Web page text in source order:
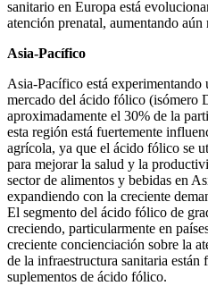
sanitario en Europa está
atención prenatal, aumentando
Asia-Pacífico
Asia-Pacífico está
mercado del ácido fólico (isómero
aproximadamente el 30% de la
esta región está fuertemente
agrícola, ya que el ácido fólico se
para mejorar la salud y la
sector de alimentos y bebidas en
expandiendo con la creciente
El segmento del ácido fólico de
creciendo, particularmente en
creciente concienciación sobre la
de la infraestructura sanitaria
suplementos de ácido fólico.